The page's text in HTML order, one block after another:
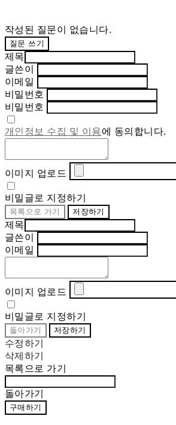
작성된 질문이 없습니다.
질문 쓰기
제목
글쓴이
이메일
비밀번호
비밀번호
개인정보 수집 및 이용에 동의합니다.
이미지 업로드
비밀글로 지정하기
목록으로 가기 저장하기
제목
글쓴이
이메일
이미지 업로드
비밀글로 지정하기
돌아가기 저장하기
수정하기
삭제하기
목록으로 가기
돌아가기
구매하기